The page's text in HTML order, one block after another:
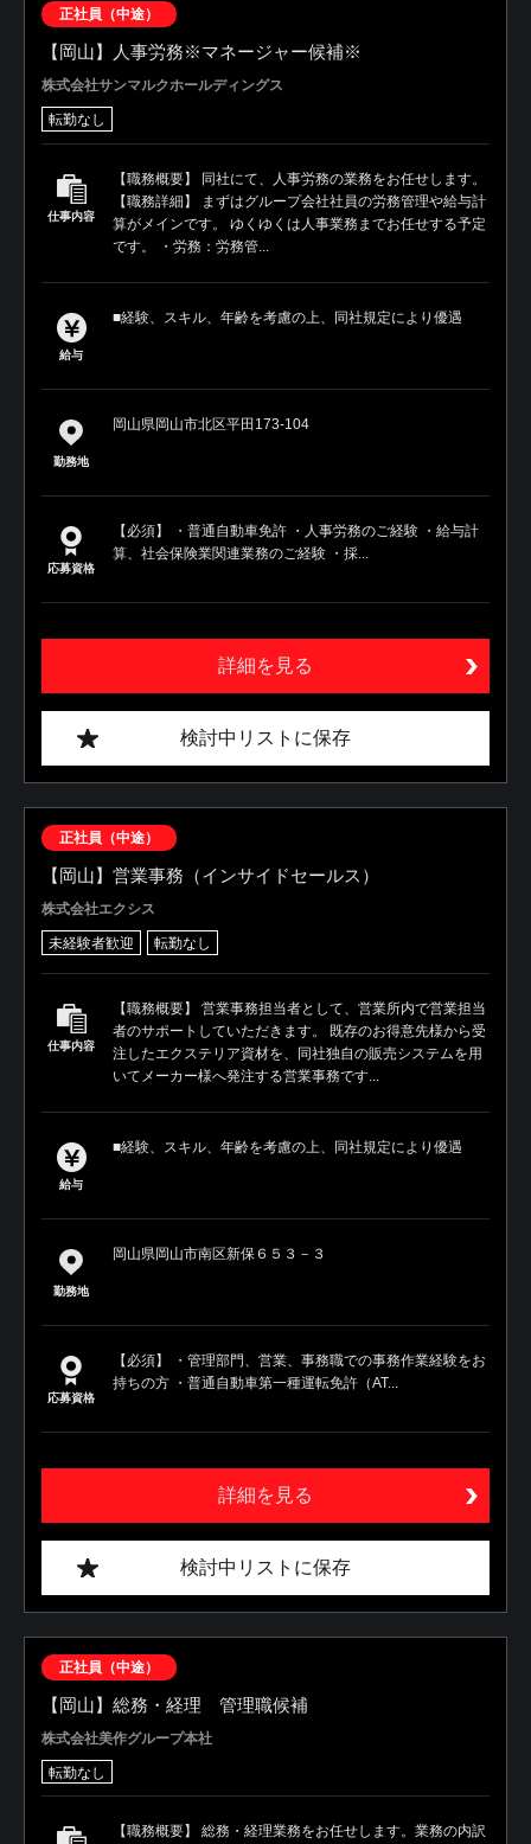
正社員（中途）
【岡山】人事労務※マネージャー候補※
株式会社サンマルクホールディングス
転勤なし
仕事内容
【職務概要】 同社にて、人事労務の業務をお任せします。
【職務詳細】 まずはグループ会社社員の労務管理や給与計
算がメインです。 ゆくゆくは人事業務までお任せする予定
です。 ・労務：労務管...
給与
■経験、スキル、年齢を考慮の上、同社規定により優遇
勤務地
岡山県岡山市北区平田173-104
応募資格
【必須】 ・普通自動車免許 ・人事労務のご経験 ・給与計
算、社会保険業関連業務のご経験 ・採...
詳細を見る
検討中リストに保存
正社員（中途）
【岡山】営業事務（インサイドセールス）
株式会社エクシス
未経験者歓迎 転勤なし
仕事内容
【職務概要】 営業事務担当者として、営業所内で営業担当
者のサポートしていただきます。 既存のお得意先様から受
注したエクステリア資材を、同社独自の販売システムを用
いてメーカー様へ発注する営業事務です...
給与
■経験、スキル、年齢を考慮の上、同社規定により優遇
勤務地
岡山県岡山市南区新保６５３－３
応募資格
【必須】 ・管理部門、営業、事務職での事務作業経験をお
持ちの方 ・普通自動車第一種運転免許（AT...
詳細を見る
検討中リストに保存
正社員（中途）
【岡山】総務・経理 管理職候補
株式会社美作グループ本社
転勤なし
【職務概要】 総務・経理業務をお任せします。業務の内訳